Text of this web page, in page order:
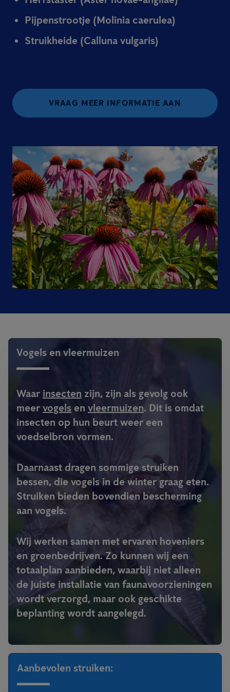
Pijpenstrootje (Molinia caerulea)
Struikheide (Calluna vulgaris)
VRAAG MEER INFORMATIE AAN
Vogels en vleermuizen
Waar insecten zijn, zijn als gevolg ook
meer vogels en vleermuizen. Dit is omdat
insecten op hun beurt weer een
voedselbron vormen.
Daarnaast dragen sommige struiken
bessen, die vogels in de winter graag eten.
Struiken bieden bovendien bescherming
aan vogels.
Wij werken samen met ervaren hoveniers
en groenbedrijven. Zo kunnen wij een
totaalplan aanbieden, waarbij niet alleen
de juiste installatie van faunavoorzieningen
wordt verzorgd, maar ook geschikte
beplanting wordt aangelegd.
Aanbevolen struiken: